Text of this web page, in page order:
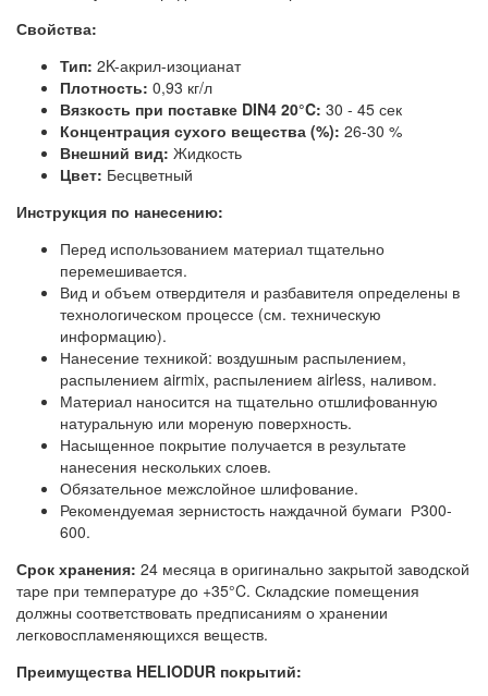
Свойства:
Тип: 2K-акрил-изоцианат
Плотность: 0,93 кг/л
Вязкость при поставке DIN4 20°C: 30 - 45 сек
Концентрация сухого вещества (%): 26-30 %
Внешний вид: Жидкость
Цвет: Бесцветный
Инструкция по нанесению:
Перед использованием материал тщательно
перемешивается.
Вид и объем отвердителя и разбавителя определены в
технологическом процессе (см. техническую
информацию).
Нанесение техникой: воздушным распылением,
распылением airmix, распылением airless, наливом.
Материал наносится на тщательно отшлифованную
натуральную или мореную поверхность.
Насыщенное покрытие получается в результате
нанесения нескольких слоев.
Обязательное межслойное шлифование.
Рекомендуемая зернистость наждачной бумаги Р300-
600.
Срок хранения: 24 месяца в оригинально закрытой заводской
таре при температуре до +35°C. Складские помещения
должны соответствовать предписаниям о хранении
легковоспламеняющихся веществ.
Преимущества HELIODUR покрытий: